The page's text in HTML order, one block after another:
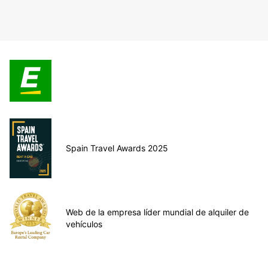
Spain Travel Awards 2025
Web de la empresa líder mundial de alquiler de
vehículos